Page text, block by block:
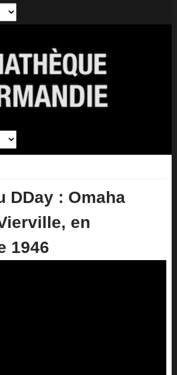
DDay : Omaha
en
1946